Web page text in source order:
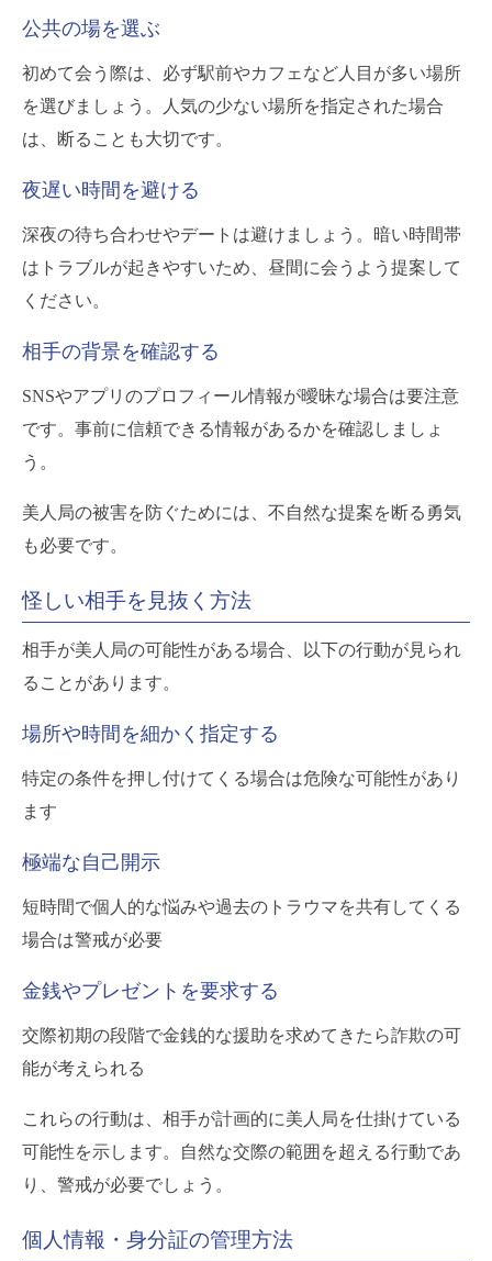
公共の場を選ぶ
初めて会う際は、必ず駅前やカフェなど人目が多い場所
を選びましょう。人気の少ない場所を指定された場合
は、断ることも大切です。
夜遅い時間を避ける
深夜の待ち合わせやデートは避けましょう。暗い時間帯
はトラブルが起きやすいため、昼間に会うよう提案して
ください。
相手の背景を確認する
SNSやアプリのプロフィール情報が曖昧な場合は要注意
です。事前に信頼できる情報があるかを確認しましょ
う。
美人局の被害を防ぐためには、不自然な提案を断る勇気
も必要です。
怪しい相手を見抜く方法
相手が美人局の可能性がある場合、以下の行動が見られ
ることがあります。
場所や時間を細かく指定する
特定の条件を押し付けてくる場合は危険な可能性があり
ます
極端な自己開示
短時間で個人的な悩みや過去のトラウマを共有してくる
場合は警戒が必要
金銭やプレゼントを要求する
交際初期の段階で金銭的な援助を求めてきたら詐欺の可
能が考えられる
これらの行動は、相手が計画的に美人局を仕掛けている
可能性を示します。自然な交際の範囲を超える行動であ
り、警戒が必要でしょう。
個人情報・身分証の管理方法